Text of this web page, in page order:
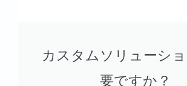
カスタムソリューシ
要ですか？